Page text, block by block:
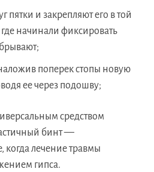
пятки и закрепляют его в той
где начинали фиксировать
поперек стопы новую
ее через подошву;
средством
бинт —
когда лечение травмы
гипса.